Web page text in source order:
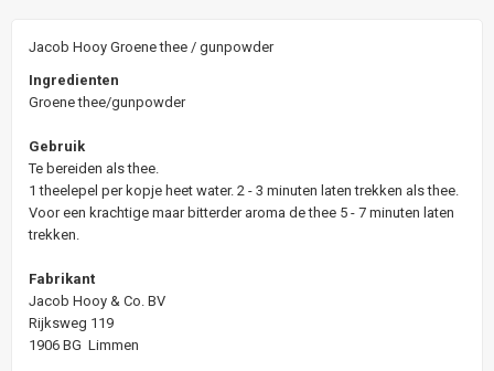
Jacob Hooy Groene thee / gunpowder
Ingredienten
Groene thee/gunpowder
Gebruik
Te bereiden als thee.
1 theelepel per kopje heet water. 2 - 3 minuten laten trekken als thee.
Voor een krachtige maar bitterder aroma de thee 5 - 7 minuten laten
trekken.
Fabrikant
Jacob Hooy & Co. BV
Rijksweg 119
1906 BG Limmen